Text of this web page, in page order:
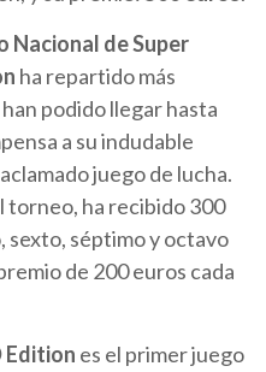
Nacional de Super
ha repartido más
podido llegar hasta
a su indudable
juego de lucha.
torneo, ha recibido 300
sexto, séptimo y octavo
de 200 euros cada
Edition es el primer juego